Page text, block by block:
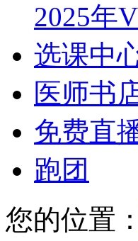
2025年
选课中
医师书
免费直
跑团
您的位置：